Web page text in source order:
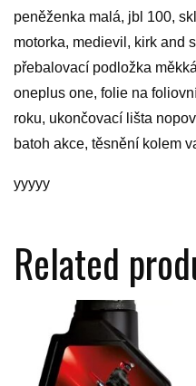
peněženka malá, jbl 100,
motorka, medievil, kirk and
přebalovací podložka
oneplus one, folie na
roku, ukončovací lišta
batoh akce, těsnění kolem
yyyyy
Related